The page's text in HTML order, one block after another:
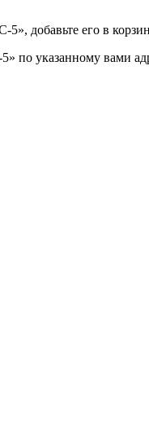
добавьте его в
указанному вами